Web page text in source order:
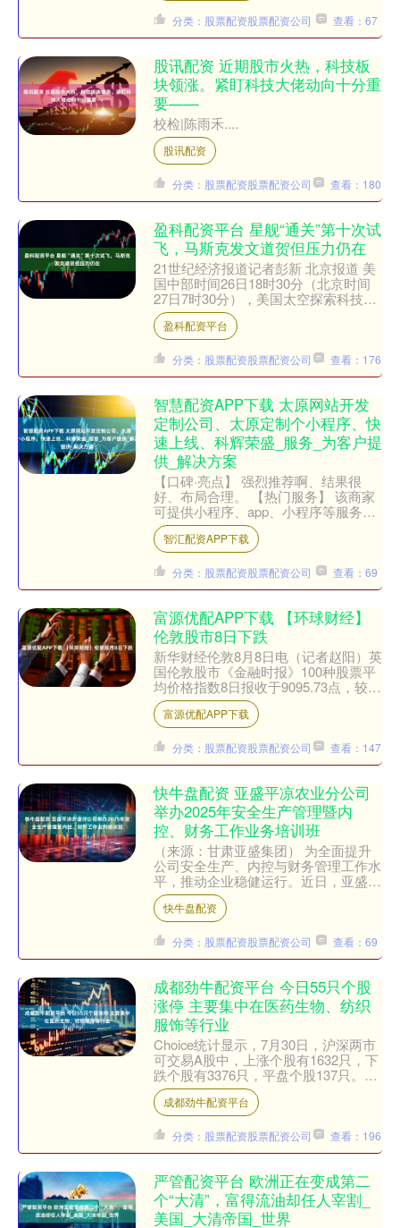
分类：股票配资股票配资公司 查看：67
股讯配资 近期股市火热，科技板
块领涨。紧盯科技大佬动向十分重
要——
校检|陈雨禾....
股讯配资
分类：股票配资股票配资公司 查看：180
盈科配资平台 星舰“通关”第十次试
飞，马斯克发文道贺但压力仍在
21世纪经济报道记者彭新 北京报道 美
国中部时间26日18时30分（北京时间
27日7时30分），美国太空探索科技公
司（SpaceX）的新一代重型运载火
箭“星舰”....
盈科配资平台
分类：股票配资股票配资公司 查看：176
智慧配资APP下载 太原网站开发
定制公司、太原定制个小程序、快
速上线、科辉荣盛_服务_为客户提
供_解决方案
【口碑·亮点】 强烈推荐啊、结果很
好、布局合理。 【热门服务】 该商家
可提供小程序、app、小程序等服务。
我们的团队由专业的开发人员、设计师
和项目经理组成，他....
智汇配资APP下载
分类：股票配资股票配资公司 查看：69
富源优配APP下载 【环球财经】
伦敦股市8日下跌
新华财经伦敦8月8日电（记者赵阳）英
国伦敦股市《金融时报》100种股票平
均价格指数8日报收于9095.73点，较前
一交易日下跌5.04点，跌幅为0.06%。
欧洲....
富源优配APP下载
分类：股票配资股票配资公司 查看：147
快牛盘配资 亚盛平凉农业分公司
举办2025年安全生产管理暨内
控、财务工作业务培训班
（来源：甘肃亚盛集团） 为全面提升
公司安全生产、内控与财务管理工作水
平，推动企业稳健运行。近日，亚盛平
凉农业分公司成功举办了2025年安全
生产管理及内控、财务工....
快牛盘配资
分类：股票配资股票配资公司 查看：69
成都劲牛配资平台 今日55只个股
涨停 主要集中在医药生物、纺织
服饰等行业
Choice统计显示，7月30日，沪深两市
可交易A股中，上涨个股有1632只，下
跌个股有3376只，平盘个股137只。不
含当日上市新股，共有55只个股涨停，
10....
成都劲牛配资平台
分类：股票配资股票配资公司 查看：196
严管配资平台 欧洲正在变成第二
个“大清”，富得流油却任人宰割_
美国_大清帝国_世界